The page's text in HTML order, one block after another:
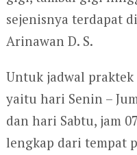
sejenisnya terdapat
Arinawan D. S.
Untuk jadwal praktek
yaitu hari Senin –
dan hari Sabtu, jam
lengkap dari tempat